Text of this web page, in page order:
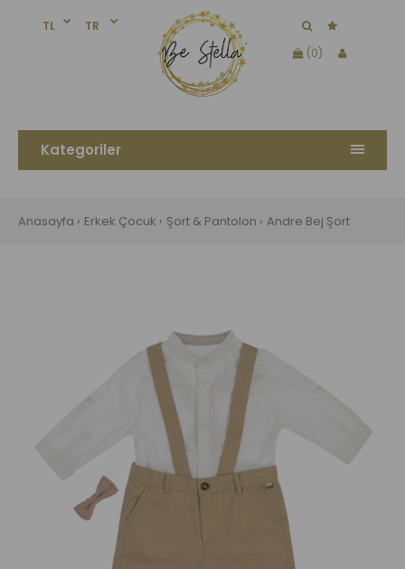
TL
TR
(0)
Kategoriler
Anasayfa Erkek Çocuk Şort & Pantolon Andre Bej Şort